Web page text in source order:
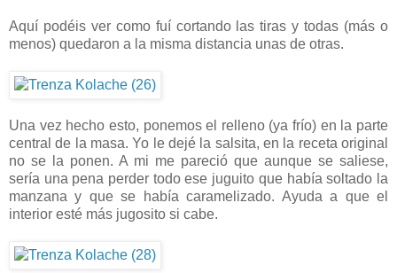
Aquí podéis ver como fuí cortando las tiras y todas (más o
menos) quedaron a la misma distancia unas de otras.
Una vez hecho esto, ponemos el relleno (ya frío) en la parte
central de la masa. Yo le dejé la salsita, en la receta original
no se la ponen. A mi me pareció que aunque se saliese,
sería una pena perder todo ese juguito que había soltado la
manzana y que se había caramelizado. Ayuda a que el
interior esté más jugosito si cabe.